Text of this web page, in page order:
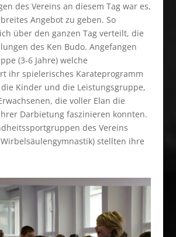
des Vereins an diesem Tag war es,
Angebot zu geben. So
über den ganzen Tag verteilt, die
des Ken Budo. Angefangen
(3-6 Jahre) welche
ihr spielerisches Karateprogramm
Kinder und die Leistungsgruppe,
die voller Elan die
Darbietung faszinieren konnten.
des Vereins
stellten ihre